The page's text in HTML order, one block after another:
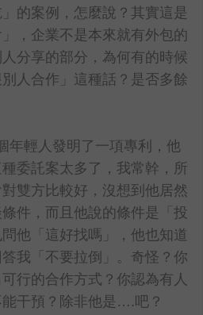
的案例，怎麼說？其實這是
」，企業不是本來就有外包的
分享的部分，為何有的時候
人合作」這種話？是否多餘
年輕人發明了一項專利，他
委託案太多了，我常幹，所
雙方比較好，沒想到他居然
條件，而且他說的條件是「投
他「這好找嗎」，他也知道
我「不要拉倒」。奇怪？你
行的合作方式？你認為有人
干預？除非他是….吧？